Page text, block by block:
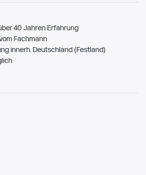
40 Jahren Erfahrung
Fachmann
innerh. Deutschland (Festland)